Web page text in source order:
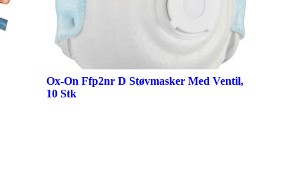
Ox-On Ffp2nr D Støvmasker Med Ventil,
10 Stk